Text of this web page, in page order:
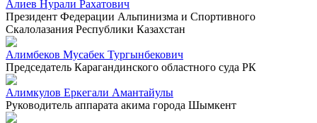
Алиев Нурали Рахатович
Президент Федерации Альпинизма и Спортивного
Скалолазания Республики Казахстан
Алимбеков Мусабек Тургынбекович
Председатель Карагандинского областного суда РК
Алимкулов Еркегали Амантайулы
Руководитель аппарата акима города Шымкент